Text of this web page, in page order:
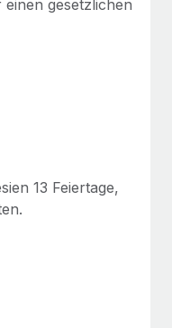
und
globale...
Integration mit
Management
gesetzlichen
13 Feiertage,